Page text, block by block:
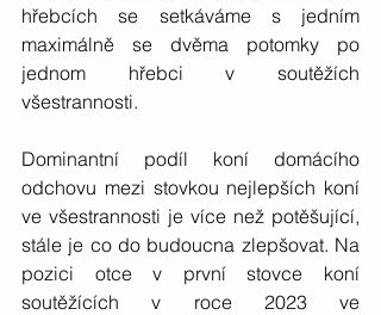
hřebcích se setkáváme s jedním
maximálně se dvěma potomky po
jednom hřebci v soutěžích
všestrannosti.
Dominantní podíl koní domácího
odchovu mezi stovkou nejlepších koní
ve všestrannosti je více než potěšující,
stále je co do budoucna zlepšovat. Na
pozici otce v první stovce koní
soutěžících v roce 2023 ve